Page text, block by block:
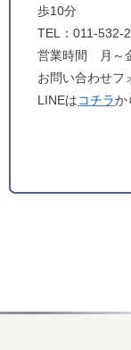
歩10分
TEL：011-532-
営業時間 月～
お問い合わせフ
LINEはコチラか